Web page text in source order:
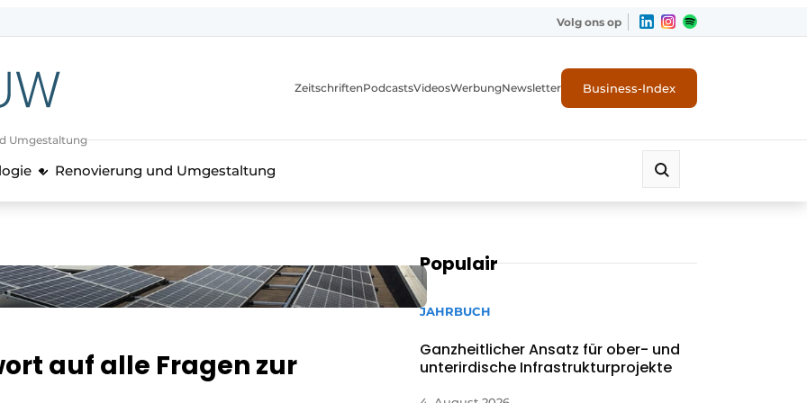
Volg ons op
Umgestaltung
ZeitschriftenPodcastsVideosWerbungNewsletter Business-Index
Renovierung und Umgestaltung
auf alle Fragen zur
Populair
JAHRBUCH
Ganzheitlicher Ansatz für ober- und
unterirdische Infrastrukturprojekte